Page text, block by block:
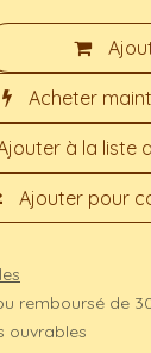
Acheter
Ajouter pour
à la liste
remboursé de
ouvrables